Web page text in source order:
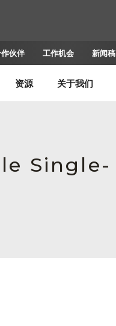
伙伴 工作机会 新闻稿
资源 关于我们
Single-